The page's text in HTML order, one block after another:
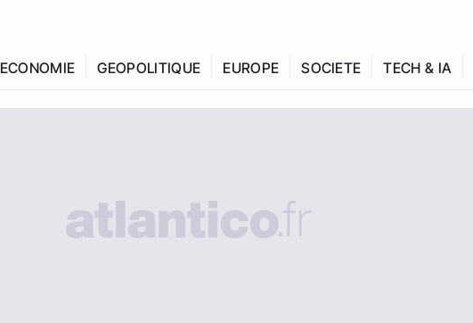
ECONOMIE GEOPOLITIQUE EUROPE SOCIETE TECH & IA